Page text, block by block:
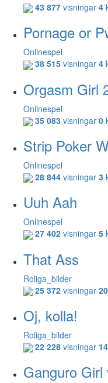
43 877 visningar 4
Pornage or
Onlinespel
38 515 visningar 4
Orgasm Girl
Onlinespel
35 083 visningar 0
Strip Poker
Onlinespel
28 844 visningar 3
Uuh Aah
Onlinespel
27 402 visningar 5
That Ass
Roliga_bilder
25 372 visningar 20
Oj, kolla!
Roliga_bilder
22 228 visningar 14
Ganguro Girl